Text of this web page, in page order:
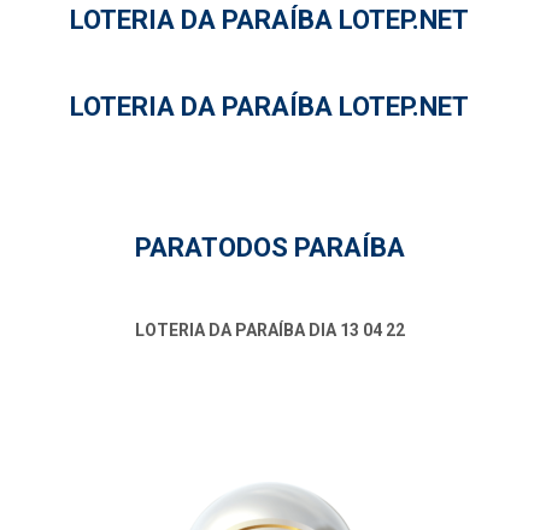
LOTERIA DA PARAÍBA LOTEP.NET
LOTERIA DA PARAÍBA LOTEP.NET
PARATODOS PARAÍBA
LOTERIA DA PARAÍBA DIA 13 04 22